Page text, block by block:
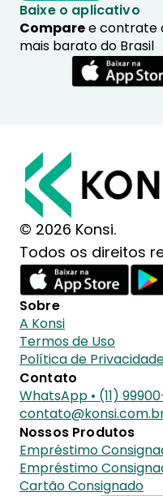
Baixe o aplicativo
Comparee contrate
mais barato do Brasil
© 2026 Konsi.
Todos os direitos
Sobre
A Konsi
Termos de Uso
Política de
Contato
WhatsApp • (11)
Nossos Produtos
Empréstimo
Empréstimo
Cartão Consignado